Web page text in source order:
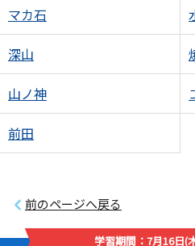
マカ石
深山
山ノ神
前田
前のページへ戻る
学習期間：7月16日(